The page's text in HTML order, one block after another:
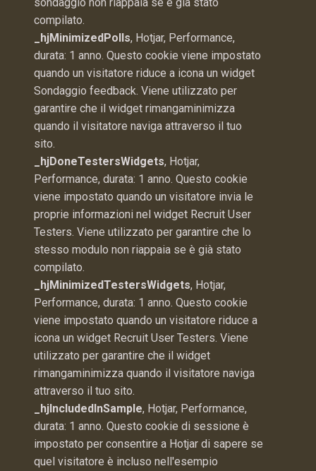
compilato.
_hjMinimizedPolls, Hotjar, Performance,
durata: 1 anno. Questo cookie viene impostato
quando un visitatore riduce a icona un widget
Sondaggio feedback. Viene utilizzato per
garantire che il widget rimangaminimizza
quando il visitatore naviga attraverso il tuo
sito.
_hjDoneTestersWidgets, Hotjar,
Performance, durata: 1 anno. Questo cookie
viene impostato quando un visitatore invia le
proprie informazioni nel widget Recruit User
Testers. Viene utilizzato per garantire che lo
stesso modulo non riappaia se è già stato
compilato.
_hjMinimizedTestersWidgets, Hotjar,
Performance, durata: 1 anno. Questo cookie
viene impostato quando un visitatore riduce a
icona un widget Recruit User Testers. Viene
utilizzato per garantire che il widget
rimangaminimizza quando il visitatore naviga
attraverso il tuo sito.
_hjIncludedInSample, Hotjar, Performance,
durata: 1 anno. Questo cookie di sessione è
impostato per consentire a Hotjar di sapere se
quel visitatore è incluso nell'esempio